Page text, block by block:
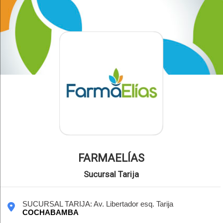
FARMAELÍAS
Sucursal Tarija
SUCURSAL TARIJA: Av. Libertador esq. Tarija
COCHABAMBA